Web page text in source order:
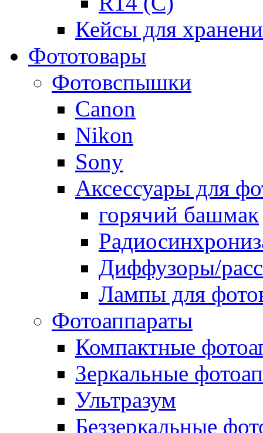
Кейсы для
Фототовары
Фотовспышки
Canon
Nikon
Sony
Аксессуары для
горячий башмак
Диффузоры/
Лампы для
Фотоаппараты
Компактные
Зеркальные
Ультразум
Беззеркальные